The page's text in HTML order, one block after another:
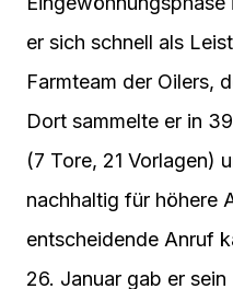
er sich schnell als
Farmteam der Oilers,
Dort sammelte er in
(7 Tore, 21 Vorlagen)
nachhaltig für höhere
entscheidende Anruf
26. Januar gab er